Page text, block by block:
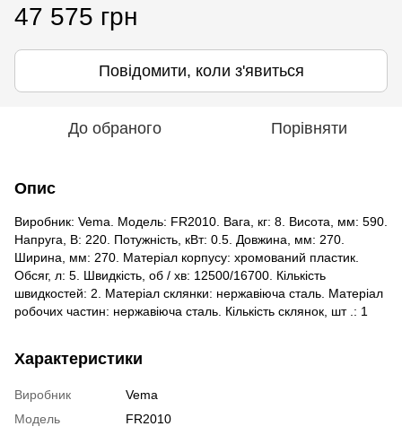
47 575 грн
Повідомити, коли з'явиться
До обраного Порівняти
Опис
Виробник: Vema. Модель: FR2010. Вага, кг: 8. Висота, мм: 590.
Напруга, В: 220. Потужність, кВт: 0.5. Довжина, мм: 270.
Ширина, мм: 270. Матеріал корпусу: хромований пластик.
Обсяг, л: 5. Швидкість, об / хв: 12500/16700. Кількість
швидкостей: 2. Матеріал склянки: нержавіюча сталь. Матеріал
робочих частин: нержавіюча сталь. Кількість склянок, шт .: 1
Характеристики
Виробник
Vema
Модель
FR2010